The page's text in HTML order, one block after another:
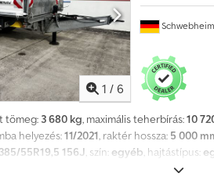
d
ő
m
a
g
1 / 6
Schwebheim
tömeg: 3 680 kg, maximális teherbírás:10
helyezés:11/2021, raktér hossza: 5 000
385/55R19,5 156J, szín: egyéb, hajtástípus:
egyéb,